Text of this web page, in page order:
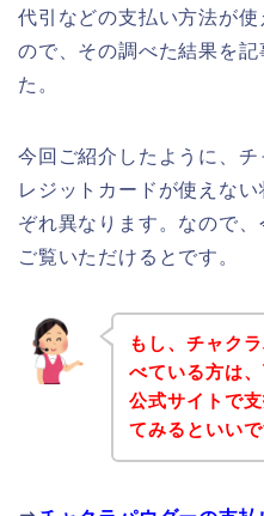
代引などの支払い方法が
ので、その調べた結果を
た。
今回ご紹介したように、
レジットカードが使えな
ぞれ異なります。なので
ご覧いただけるとです。
もし、チャク
べている方は
公式サイトで
てみるといい